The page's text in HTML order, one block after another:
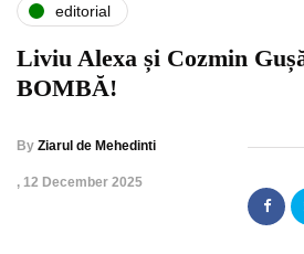
editorial
Liviu Alexa și Cozmin
BOMBĂ!
By Ziarul de Mehedinti
, 12 December 2025